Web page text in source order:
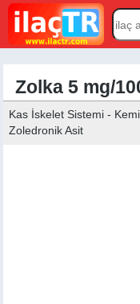
Zolka 5 mg/
Kas İskelet Sistemi -
Zoledronik Asit